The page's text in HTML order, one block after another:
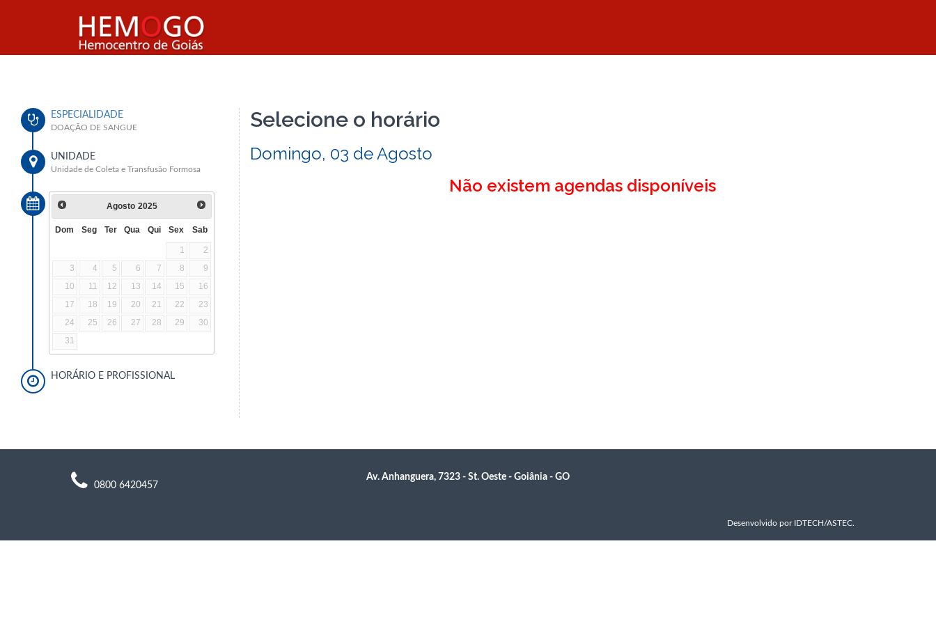
ESPECIALIDADE
DOAÇÃO DE SANGUE
UNIDADE
Unidade de Coleta e Transfusão Formosa
Agosto 2025
Dom Seg Ter Qua Qui Sex Sab
1
2
3
4 5 6 7 8
9
10
11 12 13 14 15
16
17
18 19 20 21 22
23
24
25 26 27 28 29
30
31
HORÁRIO E PROFISSIONAL
Selecione o horário
Domingo, 03 de Agosto
Não existem agendas disponíveis
0800 6420457
Av. Anhanguera, 7323 - St. Oeste - Goiânia - GO
Desenvolvido por IDTECH/ASTEC